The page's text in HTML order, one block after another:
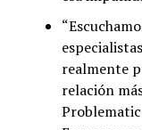
realmente
relación